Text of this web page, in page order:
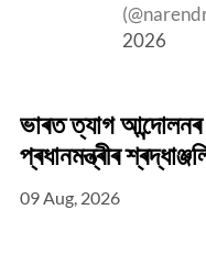
2026
ভাৰত ত্যাগ
প্ৰধানমন্ত্ৰীৰ
09 Aug, 2026